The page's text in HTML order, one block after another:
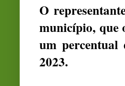
O
município, que
um percentual
2023.